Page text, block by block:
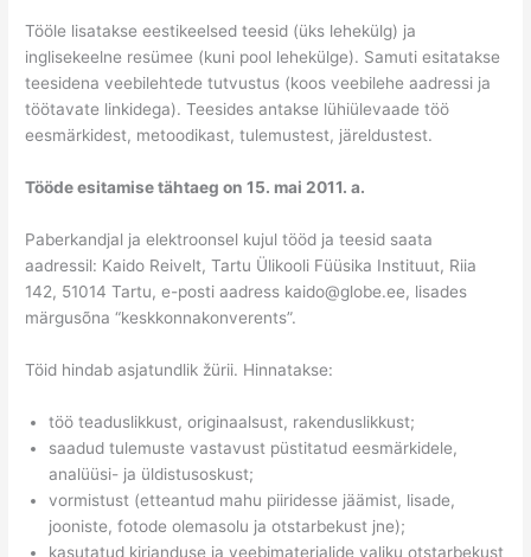
Tööle lisatakse eestikeelsed teesid (üks lehekülg) ja
inglisekeelne resümee (kuni pool lehekülge). Samuti esitatakse
teesidena veebilehtede tutvustus (koos veebilehe aadressi ja
töötavate linkidega). Teesides antakse lühiülevaade töö
eesmärkidest, metoodikast, tulemustest, järeldustest.
Tööde esitamise tähtaeg on 15. mai 2011. a.
Paberkandjal ja elektroonsel kujul tööd ja teesid saata
aadressil: Kaido Reivelt, Tartu Ülikooli Füüsika Instituut, Riia
142, 51014 Tartu, e-posti aadress kaido@globe.ee, lisades
märgusõna “keskkonnakonverents”.
Töid hindab asjatundlik žürii. Hinnatakse:
töö teaduslikkust, originaalsust, rakenduslikkust;
saadud tulemuste vastavust püstitatud eesmärkidele,
analüüsi- ja üldistusoskust;
vormistust (etteantud mahu piiridesse jäämist, lisade,
jooniste, fotode olemasolu ja otstarbekust jne);
kasutatud kirjanduse ja veebimaterjalide valiku otstarbekust